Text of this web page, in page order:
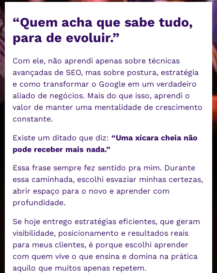
“Quem acha que sabe tudo,
para de evoluir.”
Com ele, não aprendi apenas sobre técnicas
avançadas de SEO, mas sobre postura, estratégia
e como transformar o Google em um verdadeiro
aliado de negócios. Mais do que isso, aprendi o
valor de manter uma mentalidade de crescimento
constante.
Existe um ditado que diz: “Uma xícara cheia não
pode receber mais nada.”
Essa frase sempre fez sentido pra mim. Durante
essa caminhada, escolhi esvaziar minhas certezas,
abrir espaço para o novo e aprender com
profundidade.
Se hoje entrego estratégias eficientes, que geram
visibilidade, posicionamento e resultados reais
para meus clientes, é porque escolhi aprender
com quem vive o que ensina e domina na prática
aquilo que muitos apenas repetem.